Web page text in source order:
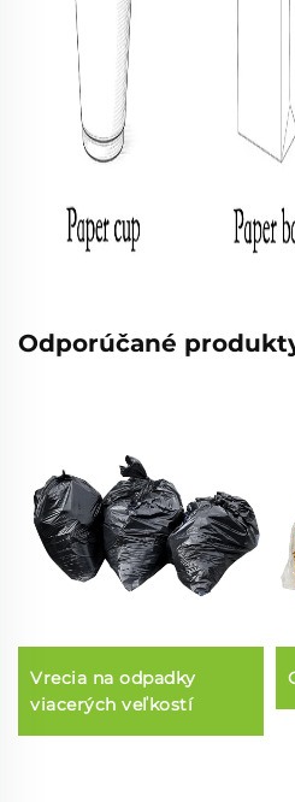
Odporúčané
Vrecia na odpadky
viacerých veľkostí